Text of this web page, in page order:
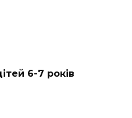
6-7 років